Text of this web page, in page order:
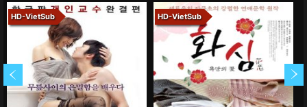
HD-VietSub HD-VietSub